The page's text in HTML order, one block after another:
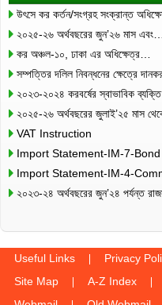
উৎসে কর কর্তন/সংগ্রহ সংক্রান্ত
২০২৫-২৬ অর্থবছরের জুন’২৬ মাস এবং…
কর অঞ্চল-১০, ঢাকা এর অধিক্ষেত্র…
সম্পত্তির দলিল নিবন্ধনের ক্ষেত্রে
২০২৩-২০২৪ করবর্ষের স্বাভাবিক ব্যক্তি
২০২৫-২৬ অর্থবছরের জুলাই’২৫ মাস
VAT Instruction
Import Statement-IM-7-
Import Statement-IM-4-
২০২৩-২৪ অর্থবছরের জুন’২৪ পর্যন্ত
Useful Links Privacy
Site Map
A-Z Index